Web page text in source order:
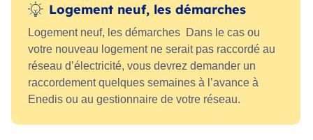
Logement neuf, les démarches
Logement neuf, les démarches Dans le cas ou
votre nouveau logement ne serait pas raccordé au
réseau d’électricité, vous devrez demander un
raccordement quelques semaines à l’avance à
Enedis ou au gestionnaire de votre réseau.